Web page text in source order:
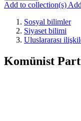
Add to collection(s)
Sosyal bilimler
Siyaset bilimi
Uluslararası
Komünist